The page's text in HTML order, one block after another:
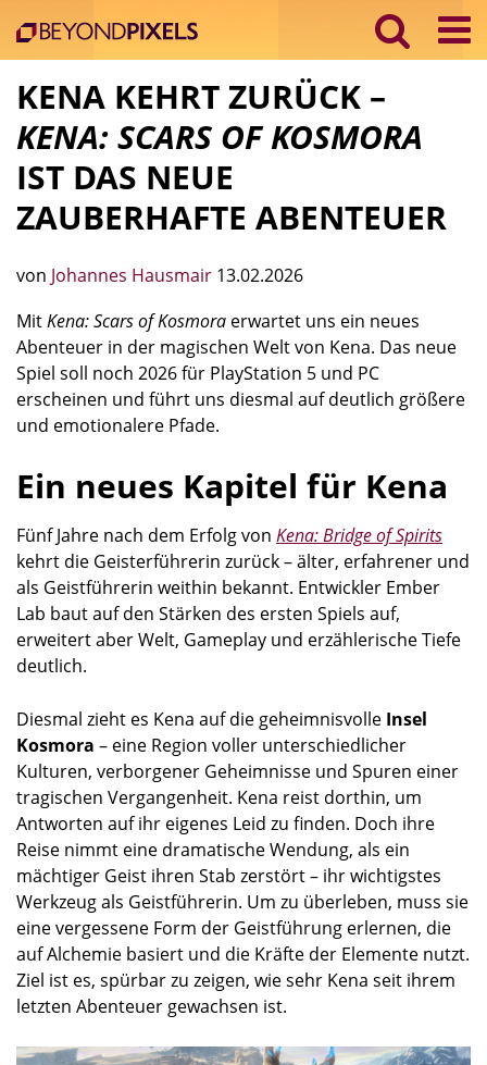
KENA KEHRT ZURÜCK –
KENA: SCARS OF KOSMORA
IST DAS NEUE
ZAUBERHAFTE ABENTEUER
von Johannes Hausmair 13.02.2026
MitKena: Scars of Kosmora erwartet uns ein neues
Abenteuer in der magischen Welt von Kena. Das neue
Spiel soll noch 2026 für PlayStation 5 und PC
erscheinen und führt uns diesmal auf deutlich größere
und emotionalere Pfade.
Ein neues Kapitel für Kena
Fünf Jahre nach dem Erfolg von Kena: Bridge of Spirits
kehrt die Geisterführerin zurück – älter, erfahrener und
als Geistführerin weithin bekannt. Entwickler Ember
Lab baut auf den Stärken des ersten Spiels auf,
erweitert aber Welt, Gameplay und erzählerische Tiefe
deutlich.
Diesmal zieht es Kena auf die geheimnisvolle Insel
Kosmora – eine Region voller unterschiedlicher
Kulturen, verborgener Geheimnisse und Spuren einer
tragischen Vergangenheit. Kena reist dorthin, um
Antworten auf ihr eigenes Leid zu finden. Doch ihre
Reise nimmt eine dramatische Wendung, als ein
mächtiger Geist ihren Stab zerstört – ihr wichtigstes
Werkzeug als Geistführerin. Um zu überleben, muss sie
eine vergessene Form der Geistführung erlernen, die
auf Alchemie basiert und die Kräfte der Elemente nutzt.
Ziel ist es, spürbar zu zeigen, wie sehr Kena seit ihrem
letzten Abenteuer gewachsen ist.